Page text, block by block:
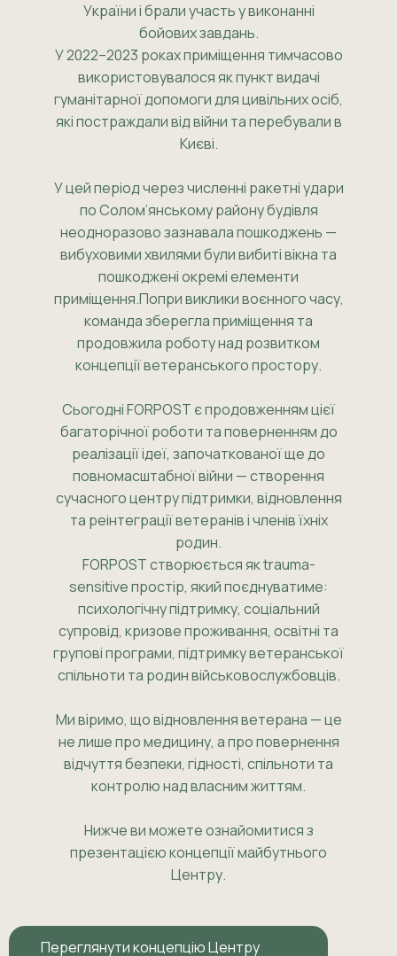
України і брали участь у виконанні
бойових завдань.
У 2022–2023 роках приміщення тимчасово
використовувалося як пункт видачі
гуманітарної допомоги для цивільних осіб,
які постраждали від війни та перебували в
Києві.
У цей період через численні ракетні удари
по Солом’янському району будівля
неодноразово зазнавала пошкоджень —
вибуховими хвилями були вибиті вікна та
пошкоджені окремі елементи
приміщення.Попри виклики воєнного часу,
команда зберегла приміщення та
продовжила роботу над розвитком
концепції ветеранського простору.
Сьогодні FORPOST є продовженням цієї
багаторічної роботи та поверненням до
реалізації ідеї, започаткованої ще до
повномасштабної війни — створення
сучасного центру підтримки, відновлення
та реінтеграції ветеранів і членів їхніх
родин.
FORPOST створюється як trauma-
sensitive простір, який поєднуватиме:
психологічну підтримку, соціальний
супровід, кризове проживання, освітні та
групові програми, підтримку ветеранської
спільноти та родин військовослужбовців.
Ми віримо, що відновлення ветерана — це
не лише про медицину, а про повернення
відчуття безпеки, гідності, спільноти та
контролю над власним життям.
Нижче ви можете ознайомитися з
презентацією концепції майбутнього
Центру.
Переглянути концепцію Центру